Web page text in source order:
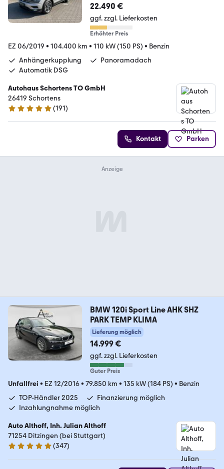
22.490 €
ggf. zzgl. Lieferkosten
Erhöhter Preis
EZ 06/2019 • 104.400 km • 110 kW (150 PS) • Benzin
Anhängerkupplung
Panoramadach
Automatik DSG
Autohaus Schortens TO GmbH
26419 Schortens
5 Sterne
(191)
Kontakt Parken
BMW 120i Sport Line AHK SHZ
PARK TEMP KLIMA
Lieferung möglich
14.999 €
ggf. zzgl. Lieferkosten
Guter Preis
Unfallfrei • EZ 12/2016• 79.850 km • 135 kW (184 PS) • Benzin
TOP-Händler 2025
Finanzierung möglich
Inzahlungnahme möglich
Auto Althoff, Inh. Julian Althoff
71254 Ditzingen (bei Stuttgart)
4.8 Sterne
(347)